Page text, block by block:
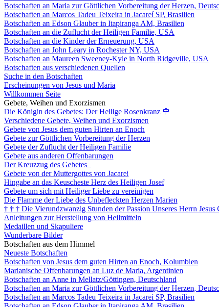
Botschaften an Maria zur Göttlichen Vorbereitung der Herzen,
Botschaften an Marcos Tadeu Teixeira in Jacareí SP, Brasilien
Botschaften an Edson Glauber in Itapiranga AM, Brasilien
Botschaften an die Zuflucht der Heiligen Familie, USA
Botschaften an die Kinder der Erneuerung, USA
Botschaften an John Leary in Rochester NY, USA
Botschaften an Maureen Sweeney-Kyle in North Ridgeville, USA
Botschaften aus verschiedenen Quellen
Suche in den Botschaften
Erscheinungen von Jesus und Maria
Willkommen Seite
Gebete, Weihen und Exorzismen
Die Königin des Gebetes: Der Heilige Rosenkranz 🌹
Verschiedene Gebete, Weihen und Exorzismen
Gebete von Jesus dem guten Hirten an Enoch
Gebete zur Göttlichen Vorbereitung der Herzen
Gebete der Zuflucht der Heiligen Familie
Gebete aus anderen Offenbarungen
Der Kreuzzug des Gebetes
Gebete von der Muttergottes von Jacarei
Hingabe an das Keuscheste Herz des Heiligen Josef
Gebete um sich mit Heiliger Liebe zu vereinigen
Die Flamme der Liebe des Unbefleckten Herzen Marien
† † † Die Vierundzwanzig Stunden der Passion Unseres Herrn Jesus
Anleitungen zur Herstellung von Heilmitteln
Medaillen und Skapuliere
Wunderbare Bilder
Botschaften aus dem Himmel
Neueste Botschaften
Botschaften von Jesus dem guten Hirten an Enoch, Kolumbien
Marianische Offenbarungen an Luz de Maria, Argentinien
Botschaften an Anne in Mellatz/Göttingen, Deutschland
Botschaften an Maria zur Göttlichen Vorbereitung der Herzen,
Botschaften an Marcos Tadeu Teixeira in Jacareí SP, Brasilien